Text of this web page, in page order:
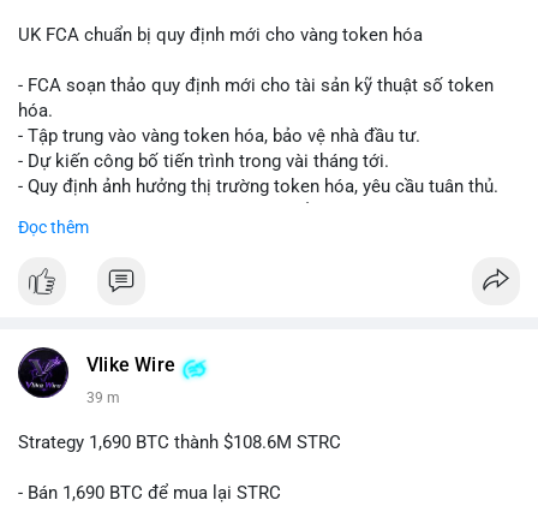
UK FCA chuẩn bị quy định mới cho vàng token hóa
- FCA soạn thảo quy định mới cho tài sản kỹ thuật số token
hóa.
- Tập trung vào vàng token hóa, bảo vệ nhà đầu tư.
- Dự kiến công bố tiến trình trong vài tháng tới.
- Quy định ảnh hưởng thị trường token hóa, yêu cầu tuân thủ.
#binancesquare
#vlikevn #titanbot
Đọc thêm
Vlike Wire
39 m
Strategy 1,690 BTC thành $108.6M STRC
- Bán 1,690 BTC để mua lại STRC